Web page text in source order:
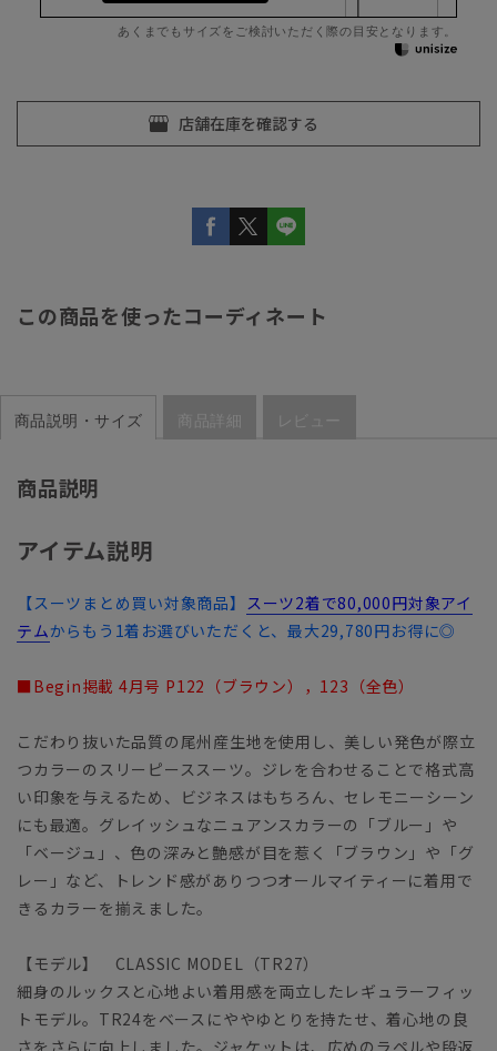
あくまでもサイズをご検討いただく際の目安となります。
この商品を使ったコーディネート
商品説明・サイズ 商品詳細 レビュー
商品説明
アイテム説明
【スーツまとめ買い対象商品】 スーツ2着で80,000円対象アイ
テムからもう1着お選びいただくと、最大29,780円お得に◎
■Begin掲載 4月号 P122（ブラウン），123（全色）
こだわり抜いた品質の尾州産生地を使用し、美しい発色が際立
つカラーのスリーピーススーツ。ジレを合わせることで格式高
い印象を与えるため、ビジネスはもちろん、セレモニーシーン
にも最適。グレイッシュなニュアンスカラーの「ブルー」や
「ベージュ」、色の深みと艶感が目を惹く「ブラウン」や「グ
レー」など、トレンド感がありつつオールマイティーに着用で
きるカラーを揃えました。
【モデル】 CLASSIC MODEL（TR27）
細身のルックスと心地よい着用感を両立したレギュラーフィッ
トモデル。TR24をベースにややゆとりを持たせ、着心地の良